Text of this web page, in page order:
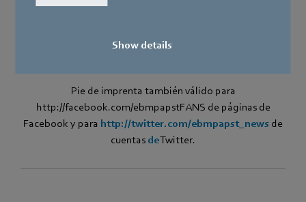
Show details
comprobación de su contenido, no podemos ser
operadores de los sitios enlazados son los únicos
Pie de imprenta también válido para
http://facebook.com/ebmpapstFANS de páginas de
Facebook y para http://twitter.com/ebmpapst_news de
cuentas deTwitter.